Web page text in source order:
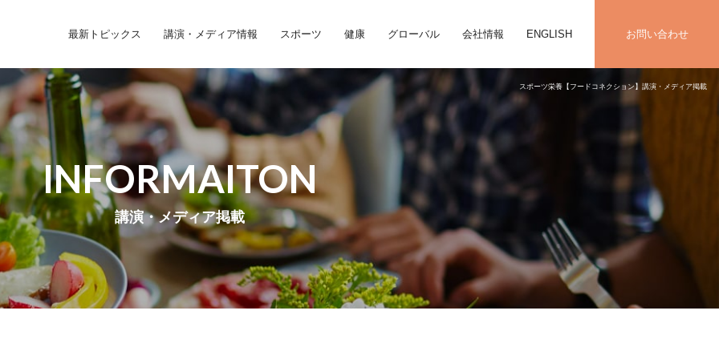
最新トピックス 講演・メディア情報 スポーツ 健康 グローバル 会社情報 ENGLISH お問い合わせ
スポーツ栄養【フードコネクション】講演・メディア掲載
INFORMAITON
講演・メディア掲載